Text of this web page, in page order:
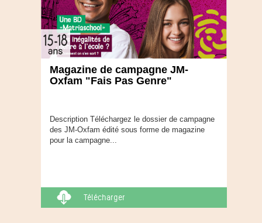
Magazine de campagne JM-
Oxfam "Fais Pas Genre"
Description Téléchargez le dossier de campagne
des JM-Oxfam édité sous forme de magazine
pour la campagne...
Télécharger